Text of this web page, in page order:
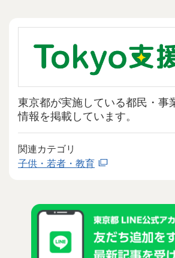
東京都が実施している都民・事
情報を掲載しています。
関連カテゴリ
子供・若者・教育